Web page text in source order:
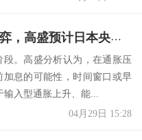
通胀压力上升与经济衰退风险博弈，高盛预计日本央行加息时间或在7月前后灵活调整
。高盛分析认为，在通胀压
息的可能性，时间窗口或早
输入型通胀上升、能...
04月29日 15:28